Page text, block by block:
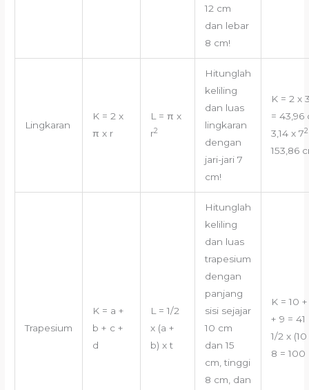
12 cm
dan lebar
8 cm!
Lingkaran
K = 2 x
π x r
L = π x
r2
Hitunglah
keliling
dan luas
lingkaran
dengan
jari-jari 7
cm!
K = 2 x
= 43,96
3,14 x 72
153,86
Trapesium
K = a +
b + c +
d
L = 1/2
x (a +
b) x t
Hitunglah
keliling
dan luas
trapesium
dengan
panjang
sisi sejajar
10 cm
dan 15
cm, tinggi
8 cm, dan
K = 10
+ 9 =
1/2 x (10
8 = 100